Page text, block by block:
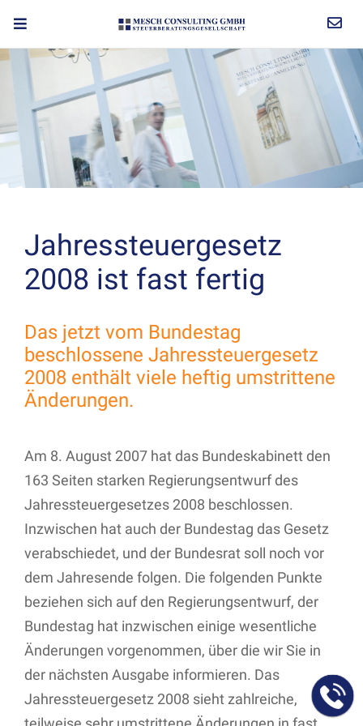
Jahressteuergesetz
2008 ist fast fertig
Das jetzt vom Bundestag
beschlossene Jahressteuergesetz
2008 enthält viele heftig umstrittene
Änderungen.
Am 8. August 2007 hat das Bundeskabinett den
163 Seiten starken Regierungsentwurf des
Jahressteuergesetzes 2008 beschlossen.
Inzwischen hat auch der Bundestag das Gesetz
verabschiedet, und der Bundesrat soll noch vor
dem Jahresende folgen. Die folgenden Punkte
beziehen sich auf den Regierungsentwurf, der
Bundestag hat inzwischen einige wesentliche
Änderungen vorgenommen, über die wir Sie in
der nächsten Ausgabe informieren. Das
Jahressteuergesetz 2008 sieht zahlreiche,